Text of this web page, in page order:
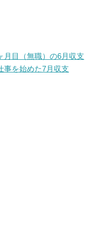
月目（無職）の6月収支
事を始めた7月収支